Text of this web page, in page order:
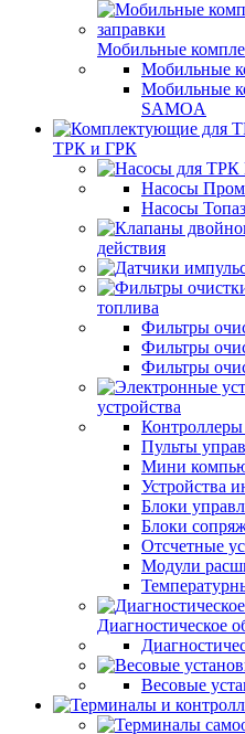
Мобильные
Мобильные
Мобильные
SAMOA
ТРК и ГРК
Насосы
Насосы Топаз
действия
топлива
Фильтры
Фильтры
Фильтры
устройства
Пульты
Мини
Устройства
Блоки
Блоки
Отсчетные
Модули
Диагностическое
Весовые